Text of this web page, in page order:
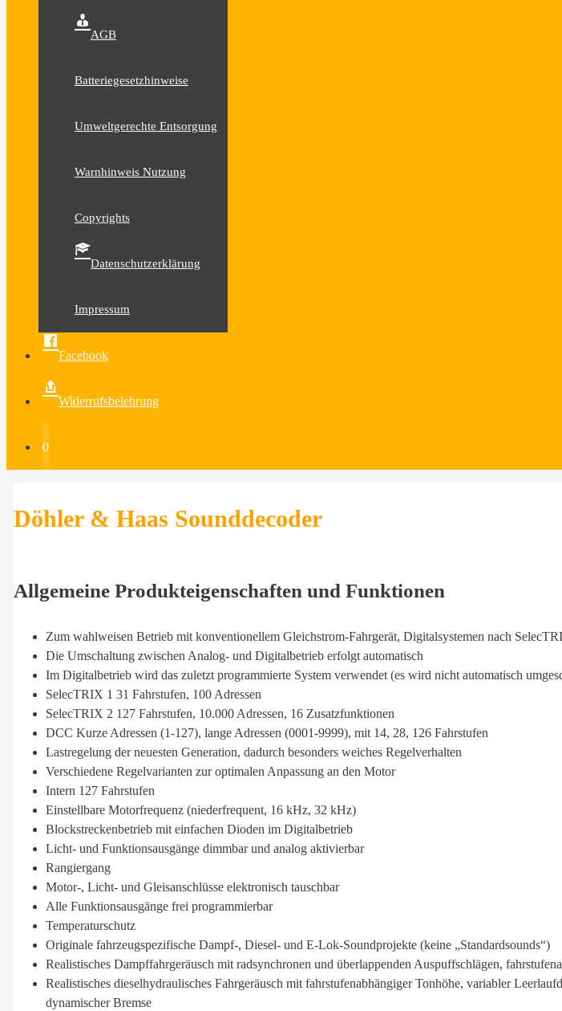
AGB
Batteriegesetzhinweise
Umweltgerechte Entsorgung
Warnhinweis Nutzung
Copyrights
Datenschutzerklärung
Impressum
Facebook
Widerrufsbelehrung
0
Döhler & Haas Sounddecoder
Allgemeine Produkteigenschaften und Funktionen
Zum wahlweisen Betrieb mit konventionellem Gleichstrom-Fahrgerät, Digitalsystemen nach
Die Umschaltung zwischen Analog- und Digitalbetrieb erfolgt automatisch
Im Digitalbetrieb wird das zuletzt programmierte System verwendet (es wird nicht automatisch
SelecTRIX 1 31 Fahrstufen, 100 Adressen
SelecTRIX 2 127 Fahrstufen, 10.000 Adressen, 16 Zusatzfunktionen
DCC Kurze Adressen (1-127), lange Adressen (0001-9999), mit 14, 28, 126 Fahrstufen
Lastregelung der neuesten Generation, dadurch besonders weiches Regelverhalten
Verschiedene Regelvarianten zur optimalen Anpassung an den Motor
Intern 127 Fahrstufen
Einstellbare Motorfrequenz (niederfrequent, 16 kHz, 32 kHz)
Blockstreckenbetrieb mit einfachen Dioden im Digitalbetrieb
Licht- und Funktionsausgänge dimmbar und analog aktivierbar
Rangiergang
Motor-, Licht- und Gleisanschlüsse elektronisch tauschbar
Alle Funktionsausgänge frei programmierbar
Temperaturschutz
Originale fahrzeugspezifische Dampf-, Diesel- und E-Lok-Soundprojekte (keine „Standardsounds“)
Realistisches Dampffahrgeräusch mit radsynchronen und überlappenden Auspuffschlägen,
Realistisches dieselhydraulisches Fahrgeräusch mit fahrstufenabhängiger Tonhöhe, variabler
dynamischer Bremse